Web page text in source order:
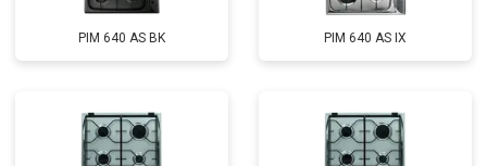
PIM 640 AS BK PIM 640 AS IX